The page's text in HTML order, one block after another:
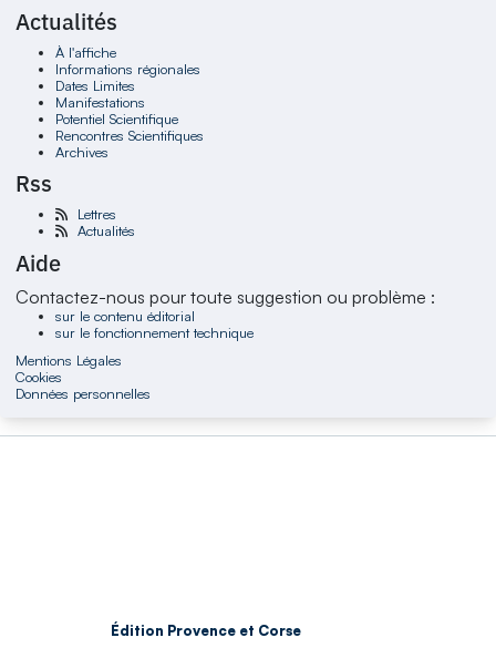
Actualités
À l'affiche
Informations régionales
Dates Limites
Manifestations
Potentiel Scientifique
Rencontres Scientifiques
Archives
Rss
Lettres
Actualités
Aide
Contactez-nous pour toute suggestion ou problème :
sur le contenu éditorial
sur le fonctionnement technique
Mentions Légales
Cookies
Données personnelles
Édition Provence et Corse